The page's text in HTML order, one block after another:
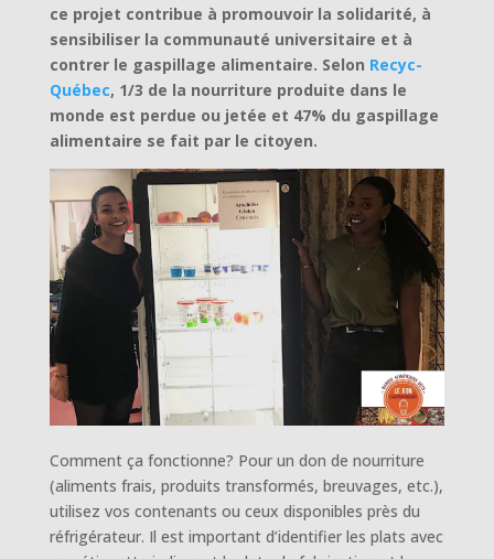
ce projet contribue à promouvoir la solidarité, à
sensibiliser la communauté universitaire et à
contrer le gaspillage alimentaire. Selon Recyc-
Québec, 1/3 de la nourriture produite dans le
monde est perdue ou jetée et 47% du gaspillage
alimentaire se fait par le citoyen.
Comment ça fonctionne? Pour un don de nourriture
(aliments frais, produits transformés, breuvages, etc.),
utilisez vos contenants ou ceux disponibles près du
réfrigérateur. Il est important d’identifier les plats avec